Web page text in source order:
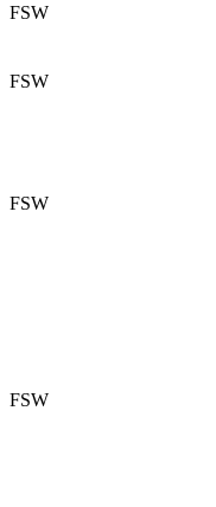
FSW
FSW
FSW
FSW